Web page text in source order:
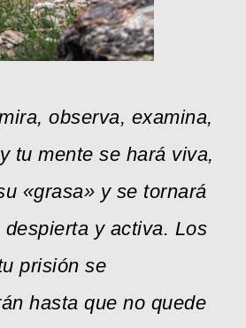
observa, examina,
tu mente se hará viva,
«grasa» y se tornará
y activa. Los
prisión se
hasta que no quede